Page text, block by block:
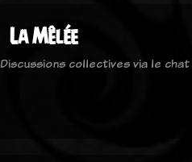
La Mêlée
Discussions collectives via le